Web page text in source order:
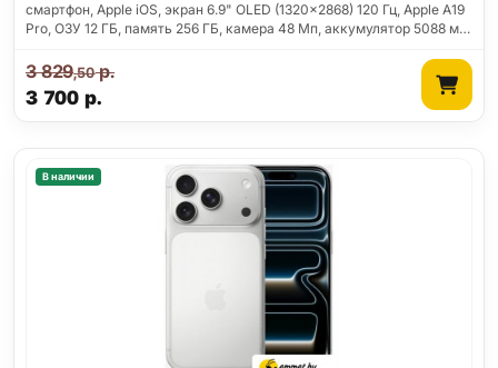
смартфон, Apple iOS, экран 6.9" OLED (1320x2868) 120 Гц, Apple A19
Pro, ОЗУ 12 ГБ, память 256 ГБ, камера 48 Мп, аккумулятор 5088 м…
3 700 р.
3 829,50р.
В наличии